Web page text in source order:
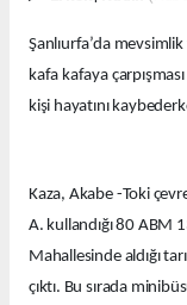
Şanlıurfa’da
kafa kafaya
kişi hayatını
Kaza, Akabe -Toki
A. kullandığı 80 ABM
Mahallesinde aldığı
çıktı. Bu sırada